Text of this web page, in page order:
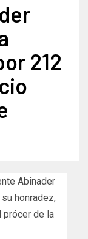
212
Abinader
honradez,
prócer de la